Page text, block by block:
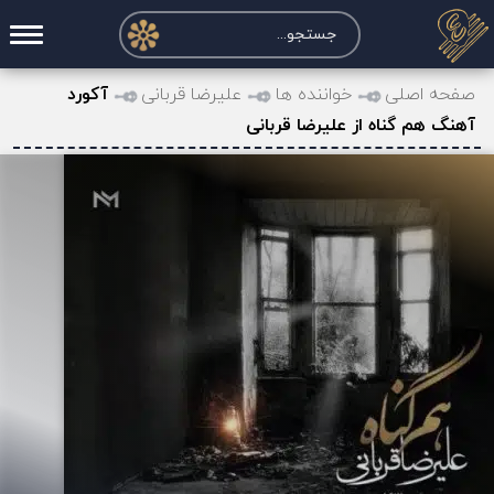
صفحه اصلی
درخواست آکورد
تماس با ما
حساب کاربری
صفحه اصلی خواننده ها علیرضا قربانی
آکورد
آهنگ هم گناه از علیرضا قربانی